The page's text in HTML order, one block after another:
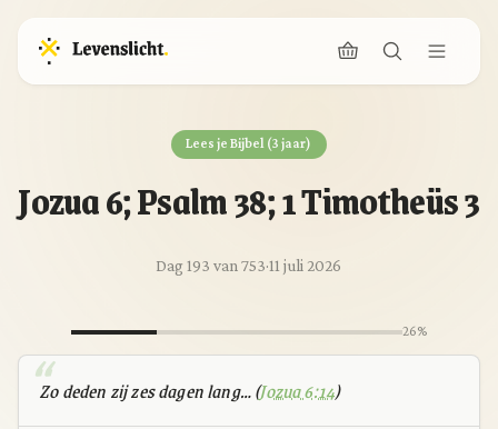
Lees je Bijbel (3 jaar)
Jozua 6; Psalm 38; 1 Timotheüs 3
Dag 193 van 753·11 juli 2026
26%
Zo deden zij zes dagen lang… (Jozua 6:14)